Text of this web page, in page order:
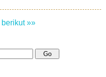
berikut »»